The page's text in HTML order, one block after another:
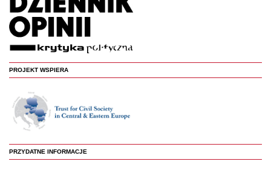
PROJEKT WSPIERA
PRZYDATNE INFORMACJE